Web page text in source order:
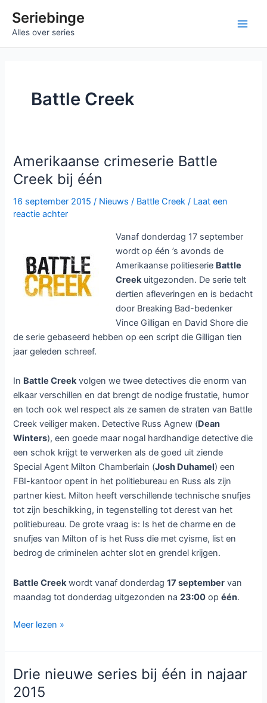
naarSeriebinge
Alles over series
Battle Creek
Amerikaanse crimeserie Battle
Creek bij één
16 september 2015/ Nieuws / Battle Creek / Laat een
reactie achter
Vanaf donderdag 17 september
wordt op één ’s avonds de
Amerikaanse politieserie Battle
Creekuitgezonden. De serie telt
dertien afleveringen en is bedacht
door Breaking Bad-bedenker
Vince Gilligan en David Shore die
de serie gebaseerd hebben op een script die Gilligan tien
jaar geleden schreef.
In Battle Creekvolgen we twee detectives die enorm van
elkaar verschillen en dat brengt de nodige frustatie, humor
en toch ook wel respect als ze samen de straten van Battle
Creek veiliger maken. Detective Russ Agnew (Dean
Winters), een goede maar nogal hardhandige detective die
een schok krijgt te verwerken als de goed uit ziende
Special Agent Milton Chamberlain (Josh Duhamel) een
FBI-kantoor opent in het politiebureau en Russ als zijn
partner kiest. Milton heeft verschillende technische snufjes
tot zijn beschikking, in tegenstelling tot derest van het
politiebureau. De grote vraag is: Is het de charme en de
snufjes van Milton of is het Russ die met cyisme, list en
bedrog de criminelen achter slot en grendel krijgen.
Battle Creekwordt vanaf donderdag17 september van
maandag tot donderdag uitgezonden na23:00 opéén.
Amerikaanse
Battle
Creek
bij
één
Meer lezen »
Drie nieuwe series bij één in najaar
2015